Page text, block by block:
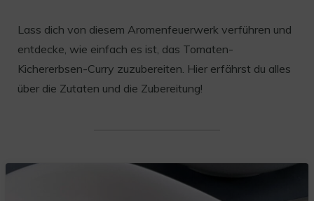
Lass dich von diesem Aromenfeuerwerk verführen und
entdecke, wie einfach es ist, das Tomaten-
Kichererbsen-Curry zuzubereiten. Hier erfährst du alles
über die Zutaten und die Zubereitung!